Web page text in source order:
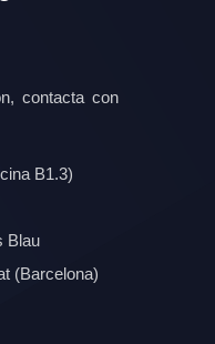
contacta con
B1.3)
Blau
(Barcelona)